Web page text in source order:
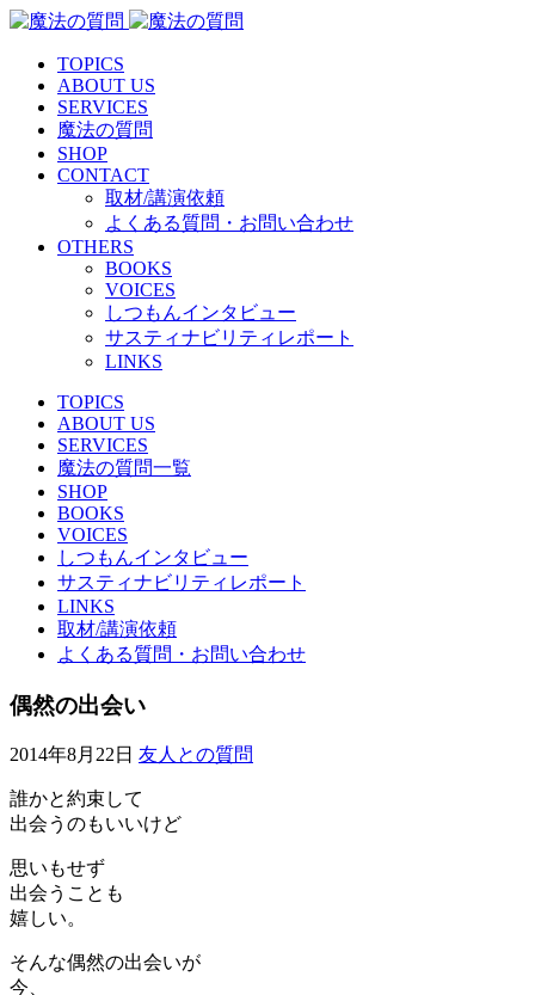
TOPICS
ABOUT US
SERVICES
魔法の質問
SHOP
CONTACT
取材/講演依頼
よくある質問・お問い合わせ
OTHERS
BOOKS
VOICES
しつもんインタビュー
サスティナビリティレポート
LINKS
TOPICS
ABOUT US
SERVICES
魔法の質問一覧
SHOP
BOOKS
VOICES
しつもんインタビュー
サスティナビリティレポート
LINKS
取材/講演依頼
よくある質問・お問い合わせ
偶然の出会い
2014年8月22日 友人との質問
誰かと約束して
出会うのもいいけど
思いもせず
出会うことも
嬉しい。
そんな偶然の出会いが
今、